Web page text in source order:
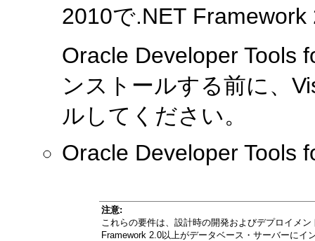
2010で.NET
Oracle Developer Tools
ンストールする前に、
ルしてください。
Oracle Developer Tools
注意:
これらの要件は、設計時の開発およびデプロイメ
Framework 2.0以上がデータベース・サーバーに